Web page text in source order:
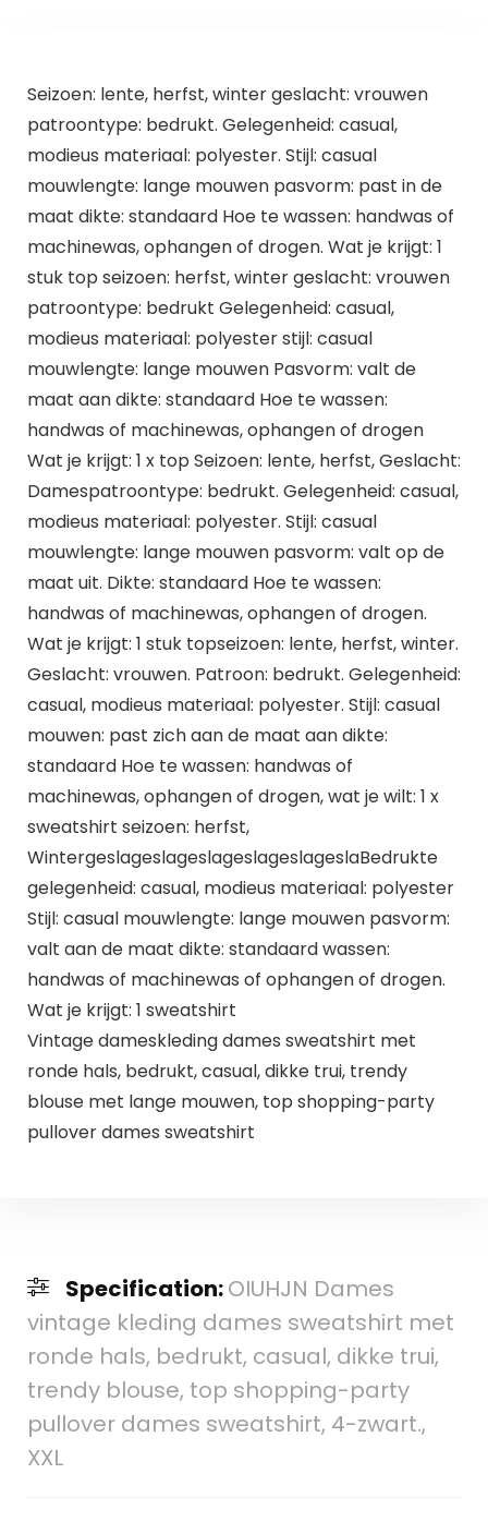
Seizoen: lente, herfst, winter geslacht: vrouwen
patroontype: bedrukt. Gelegenheid: casual,
modieus materiaal: polyester. Stijl: casual
mouwlengte: lange mouwen pasvorm: past in de
maat dikte: standaard Hoe te wassen: handwas of
machinewas, ophangen of drogen. Wat je krijgt: 1
stuk top seizoen: herfst, winter geslacht: vrouwen
patroontype: bedrukt Gelegenheid: casual,
modieus materiaal: polyester stijl: casual
mouwlengte: lange mouwen Pasvorm: valt de
maat aan dikte: standaard Hoe te wassen:
handwas of machinewas, ophangen of drogen
Wat je krijgt: 1 x top Seizoen: lente, herfst, Geslacht:
Damespatroontype: bedrukt. Gelegenheid: casual,
modieus materiaal: polyester. Stijl: casual
mouwlengte: lange mouwen pasvorm: valt op de
maat uit. Dikte: standaard Hoe te wassen:
handwas of machinewas, ophangen of drogen.
Wat je krijgt: 1 stuk topseizoen: lente, herfst, winter.
Geslacht: vrouwen. Patroon: bedrukt. Gelegenheid:
casual, modieus materiaal: polyester. Stijl: casual
mouwen: past zich aan de maat aan dikte:
standaard Hoe te wassen: handwas of
machinewas, ophangen of drogen, wat je wilt: 1 x
sweatshirt seizoen: herfst,
WintergeslageslageslageslageslageslaBedrukte
gelegenheid: casual, modieus materiaal: polyester
Stijl: casual mouwlengte: lange mouwen pasvorm:
valt aan de maat dikte: standaard wassen:
handwas of machinewas of ophangen of drogen.
Wat je krijgt: 1 sweatshirt
Vintage dameskleding dames sweatshirt met
ronde hals, bedrukt, casual, dikke trui, trendy
blouse met lange mouwen, top shopping-party
pullover dames sweatshirt
Specification:OIUHJN Dames
vintage kleding dames sweatshirt met
ronde hals, bedrukt, casual, dikke trui,
trendy blouse, top shopping-party
pullover dames sweatshirt, 4-zwart.,
XXL